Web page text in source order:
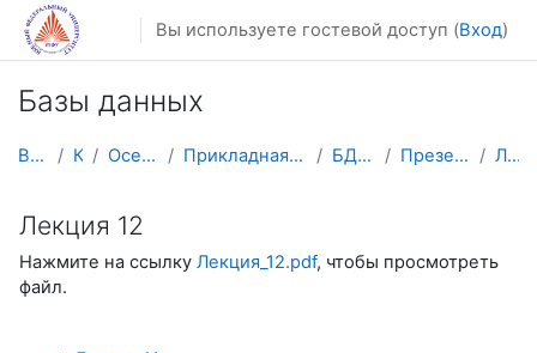
Перейти к основному содержанию
Вы используете гостевой доступ (Вход)
Базы данных
В начало Курсы Осенний семестр Прикладная математика и информатика БД(2025) 3 курс Презентации к лекциям Лекция 12
Лекция 12
Нажмите на ссылку Лекция_12.pdf, чтобы просмотреть
файл.